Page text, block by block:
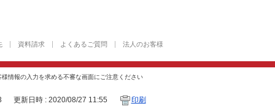
資料請求 よくあるご質問 法人のお客様
様情報の入力を求める不審な画面にご注意ください
更新日時 : 2020/08/27 11:55 印刷